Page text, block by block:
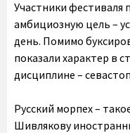
Участники фестиваля
амбициозную цель –
день. Помимо
показали характер в
дисциплине –
Русский морпех –
Шивлякову